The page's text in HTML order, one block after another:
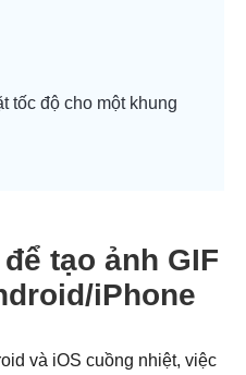
tốc độ cho một khung
tạo ảnh GIF
iPhone
và iOS cuồng nhiệt, việc